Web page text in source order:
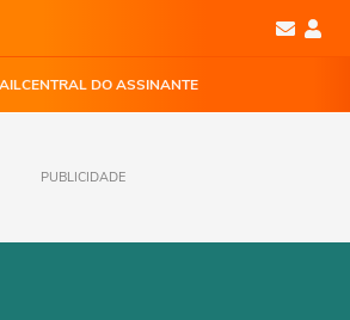
CENTRAL DO ASSINANTE
PUBLICIDADE